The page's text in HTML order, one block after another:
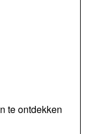
te ontdekken